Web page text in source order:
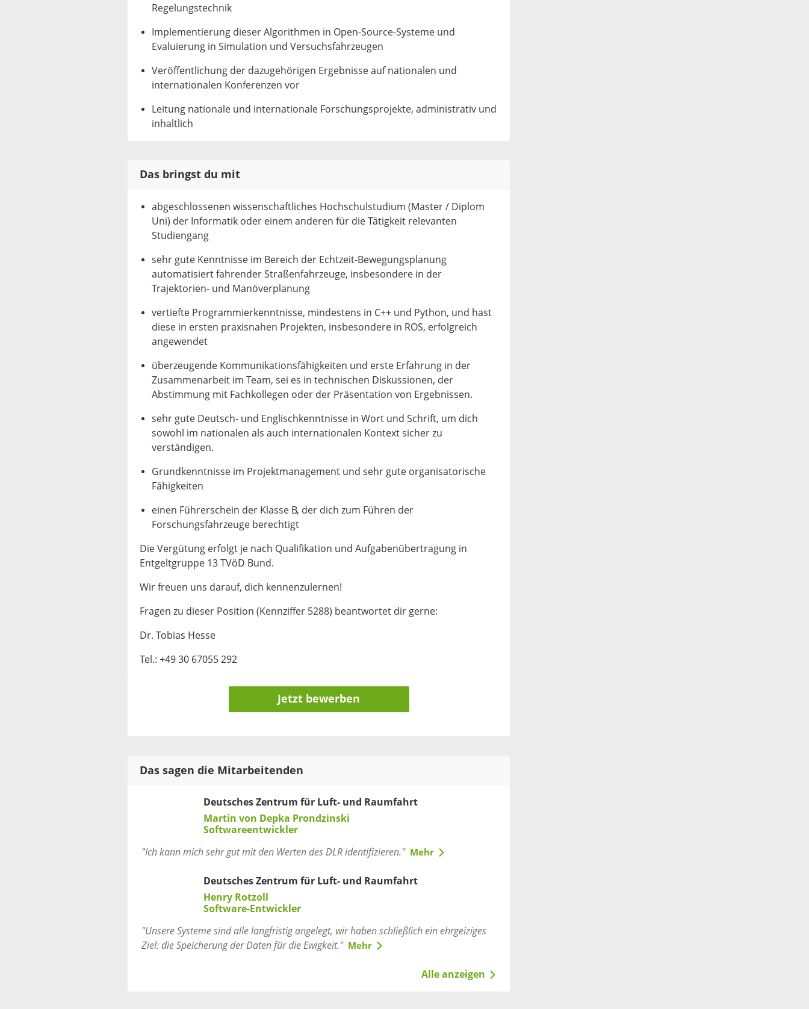
Regelungstechnik
Implementierung dieser Algorithmen in Open-Source-Systeme und
Evaluierung in Simulation und Versuchsfahrzeugen
Veröffentlichung der dazugehörigen Ergebnisse auf nationalen und
internationalen Konferenzen vor
Leitung nationale und internationale Forschungsprojekte, administrativ und
inhaltlich
Das bringst du mit
abgeschlossenen wissenschaftliches Hochschulstudium (Master / Diplom
Uni) der Informatik oder einem anderen für die Tätigkeit relevanten
Studiengang
sehr gute Kenntnisse im Bereich der Echtzeit-Bewegungsplanung
automatisiert fahrender Straßenfahrzeuge, insbesondere in der
Trajektorien- und Manöverplanung
vertiefte Programmierkenntnisse, mindestens in C++ und Python, und hast
diese in ersten praxisnahen Projekten, insbesondere in ROS, erfolgreich
angewendet
überzeugende Kommunikationsfähigkeiten und erste Erfahrung in der
Zusammenarbeit im Team, sei es in technischen Diskussionen, der
Abstimmung mit Fachkollegen oder der Präsentation von Ergebnissen.
sehr gute Deutsch- und Englischkenntnisse in Wort und Schrift, um dich
sowohl im nationalen als auch internationalen Kontext sicher zu
verständigen.
Grundkenntnisse im Projektmanagement und sehr gute organisatorische
Fähigkeiten
einen Führerschein der Klasse B, der dich zum Führen der
Forschungsfahrzeuge berechtigt
Die Vergütung erfolgt je nach Qualifikation und Aufgabenübertragung in
Entgeltgruppe 13 TVöD Bund.
Wir freuen uns darauf, dich kennenzulernen!
Fragen zu dieser Position (Kennziffer 5288) beantwortet dir gerne:
Dr. Tobias Hesse
Tel.: +49 30 67055 292
Jetzt bewerben
Das sagen die Mitarbeitenden
Deutsches Zentrum für Luft- und Raumfahrt
Martin von Depka Prondzinski
Softwareentwickler
"Ich kann mich sehr gut mit den Werten des DLR identifizieren." Mehr
Deutsches Zentrum für Luft- und Raumfahrt
Henry Rotzoll
Software-Entwickler
"Unsere Systeme sind alle langfristig angelegt, wir haben schließlich ein ehrgeiziges
Ziel: die Speicherung der Daten für die Ewigkeit." Mehr
Alle anzeigen